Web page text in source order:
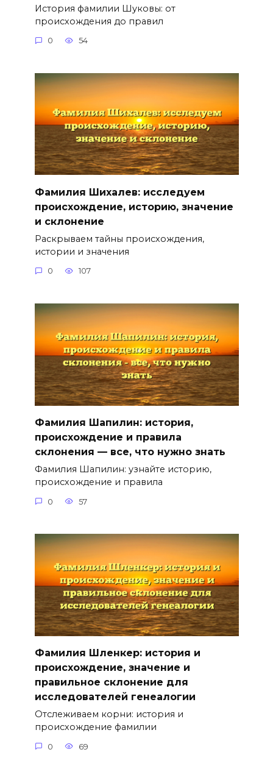
История фамилии Шуковы: от
происхождения до правил
0 54
Фамилия Шихалев: исследуем
происхождение, историю, значение
и склонение
Раскрываем тайны происхождения,
истории и значения
0 107
Фамилия Шапилин: история,
происхождение и правила
склонения — все, что нужно знать
Фамилия Шапилин: узнайте историю,
происхождение и правила
0 57
Фамилия Шленкер: история и
происхождение, значение и
правильное склонение для
исследователей генеалогии
Отслеживаем корни: история и
происхождение фамилии
0 69